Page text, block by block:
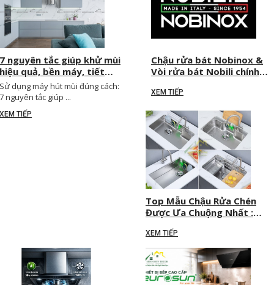
7 nguyên tắc giúp khử mùi
hiệu quả, bền máy, tiết
kiệm điện
Sử dụng máy hút mùi đúng cách:
7 nguyên tắc giúp ...
XEM TIẾP
Chậu rửa bát Nobinox &
Vòi rửa bát Nobili chính
XEM TIẾP
Top Mẫu Chậu Rửa Chén
Được Ưa Chuộng Nhất :
XEM TIẾP